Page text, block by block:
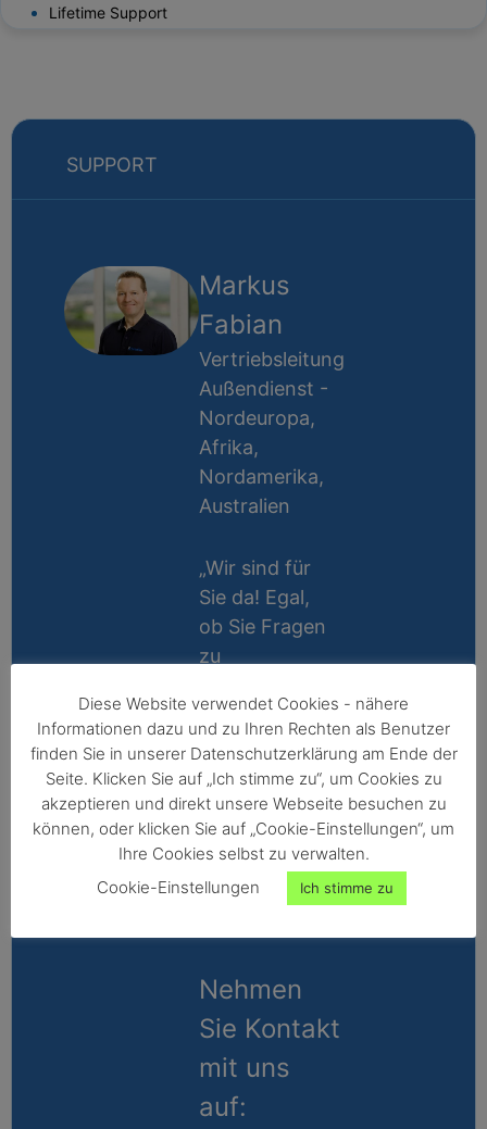
Lifetime Support
SUPPORT
Markus
Fabian
Vertriebsleitung
Außendienst -
Nordeuropa,
Afrika,
Nordamerika,
Australien
„Wir sind für
Sie da! Egal,
ob Sie Fragen
zu
Kalibrierung,
Zubehör oder
Technik
haben, wir
helfen gerne
persönlich
weiter!“
Nehmen
Sie Kontakt
mit uns
auf:
Lifetime
Support
10 Jahre
Reparatur-
Diese Website verwendet Cookies - nähere
Informationen dazu und zu Ihren Rechten als Benutzer
finden Sie in unserer Datenschutzerklärung am Ende der
Seite. Klicken Sie auf „Ich stimme zu“, um Cookies zu
akzeptieren und direkt unsere Webseite besuchen zu
können, oder klicken Sie auf „Cookie-Einstellungen“, um
Ihre Cookies selbst zu verwalten.
Cookie-Einstellungen
Ich stimme zu